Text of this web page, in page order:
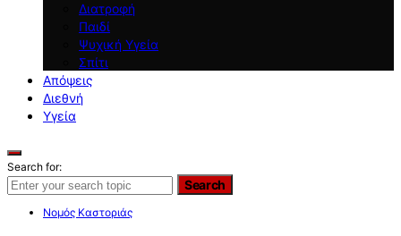
Διατροφή
Παιδί
Ψυχική Υγεία
Σπίτι
Απόψεις
Διεθνή
Υγεία
Search for:
Search
Νομός Καστοριάς